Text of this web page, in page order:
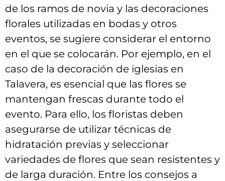
de los ramos de novia y⁣ las decoraciones
florales utilizadas en ​bodas y otros
eventos, se sugiere⁤ considerar el entorno
en ⁣el que se⁤ colocarán. Por ejemplo, en el
caso de la decoración de iglesias en
Talavera, es esencial que las flores se
mantengan frescas durante⁢ todo⁢ el
evento. ‍Para ello, ​los floristas deben
asegurarse de utilizar técnicas de
⁣hidratación previas y‍ seleccionar
variedades de flores que sean resistentes y
de larga duración. Entre los ​consejos a